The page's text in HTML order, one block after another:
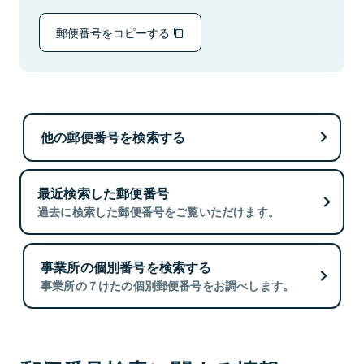
郵便番号をコピーする
他の郵便番号を検索する
最近検索した郵便番号
過去に検索した郵便番号をご覧いただけます。
事業所の個別番号を検索する
事業所の７けたの個別郵便番号をお調べします。